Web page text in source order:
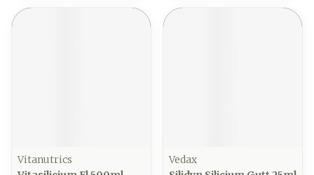
Vitanutrics
Vedax